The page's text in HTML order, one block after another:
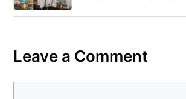
Leave a Comment